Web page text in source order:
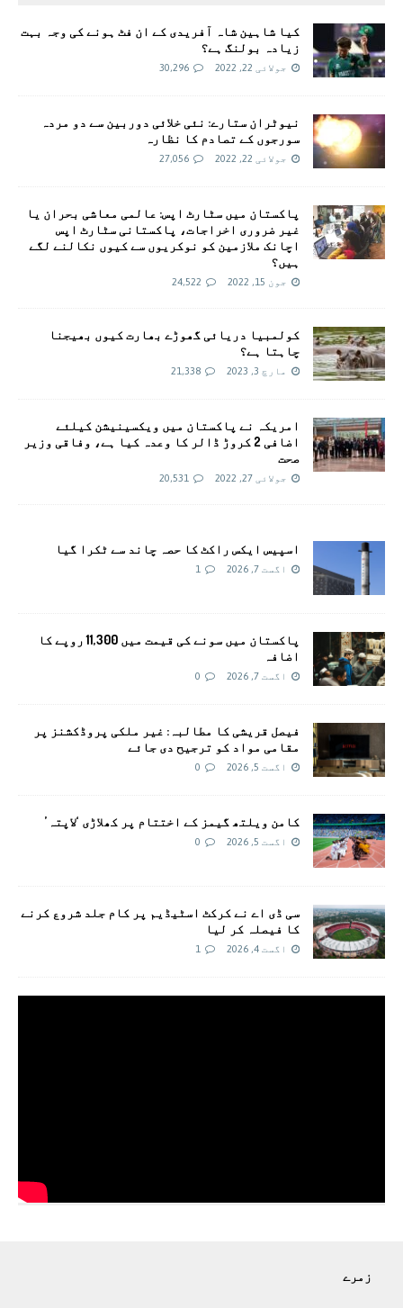
کیا شاہین شاہ آفریدی کے ان فٹ ہونے کی وجہ بہت
زیادہ بولنگ ہے؟
جولائی 22, 2022 30,296
نیوٹران ستارے: نئی خلائی دوربین سے دو مردہ
سورجوں کے تصادم کا نظارہ
جولائی 22, 2022 27,056
پاکستان میں سٹارٹ اپس: عالمی معاشی بحران یا
غیر ضروری اخراجات، پاکستانی سٹارٹ اپس
اچانک ملازمین کو نوکریوں سے کیوں نکالنے لگے
ہیں؟
جون 15, 2022 24,522
کولمبیا دریائی گھوڑے بھارت کیوں بھیجنا
چاہتا ہے؟
مارچ 3, 2023 21,338
امريکہ نے پاکستان میں ویکسینیشن کیلئے
اضافی 2 کروڑ ڈالر کا وعدہ کیا ہے، وفاقی وزیر
صحت
جولائی 27, 2022 20,531
اسپیس ایکس راکٹ کا حصہ چاند سے ٹکرا گیا
اگست 7, 2026 1
پاکستان میں سونے کی قیمت میں 11,300 روپے کا
اضافہ
اگست 7, 2026 0
فیصل قریشی کا مطالبہ: غیر ملکی پروڈکشنز پر
مقامی مواد کو ترجیح دی جائے
اگست 5, 2026 0
کامن ویلتھ گیمز کے اختتام پر کھلاڑی ‘لاپتہ’
اگست 5, 2026 0
سی ڈی اے نے کرکٹ اسٹیڈیم پر کام جلد شروع کرنے
کا فیصلہ کر لیا
اگست 4, 2026 1
زمرے